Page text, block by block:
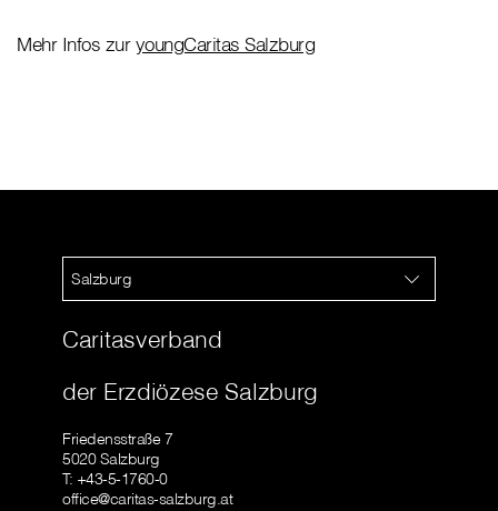
Mehr Infos zuryoungCaritas Salzburg
Salzburg
Caritasverband
der Erzdiözese Salzburg
Friedensstraße 7
5020 Salzburg
T: +43-5-1760-0
office@caritas-salzburg.at